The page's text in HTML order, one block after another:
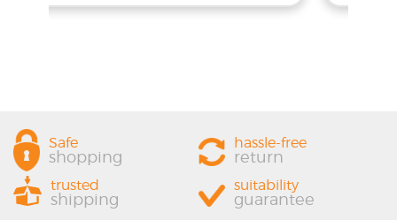
Safe
shopping
hassle-free
return
trusted
shipping
suitability
guarantee